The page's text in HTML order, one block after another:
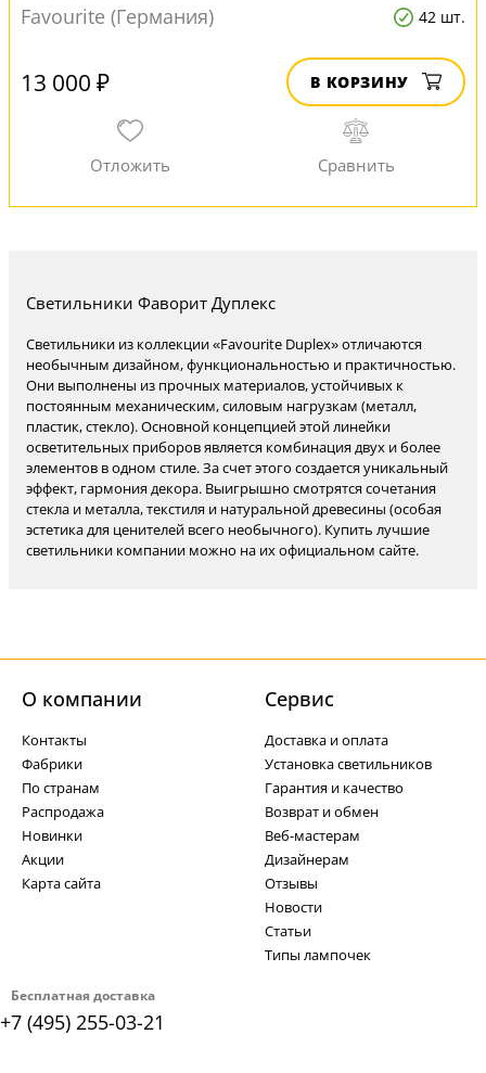
Favourite (Германия) 42 шт.
13 000 ₽ В КОРЗИНУ
Светильники Фаворит Дуплекс
Светильники из коллекции «Favourite Duplex» отличаются
необычным дизайном, функциональностью и практичностью.
Они выполнены из прочных материалов, устойчивых к
постоянным механическим, силовым нагрузкам (металл,
пластик, стекло). Основной концепцией этой линейки
осветительных приборов является комбинация двух и более
элементов в одном стиле. За счет этого создается уникальный
эффект, гармония декора. Выигрышно смотрятся сочетания
стекла и металла, текстиля и натуральной древесины (особая
эстетика для ценителей всего необычного). Купить лучшие
светильники компании можно на их официальном сайте.
Бесплатная доставка
+7 (495) 255-03-21
О компании
Контакты
Фабрики
По странам
Распродажа
Новинки
Акции
Карта сайта
Cервис
Доставка и оплата
Установка светильников
Гарантия и качество
Возврат и обмен
Веб-мастерам
Дизайнерам
Отзывы
Новости
Статьи
Типы лампочек